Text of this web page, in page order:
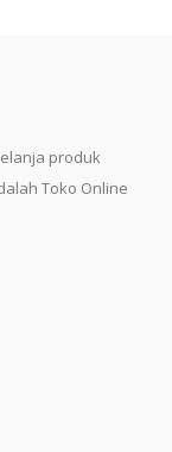
produk
Toko Online